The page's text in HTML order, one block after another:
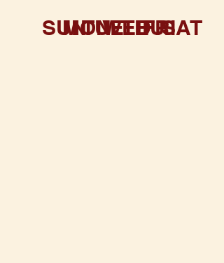
SUN
MON
TUEWED
THU
FRISAT